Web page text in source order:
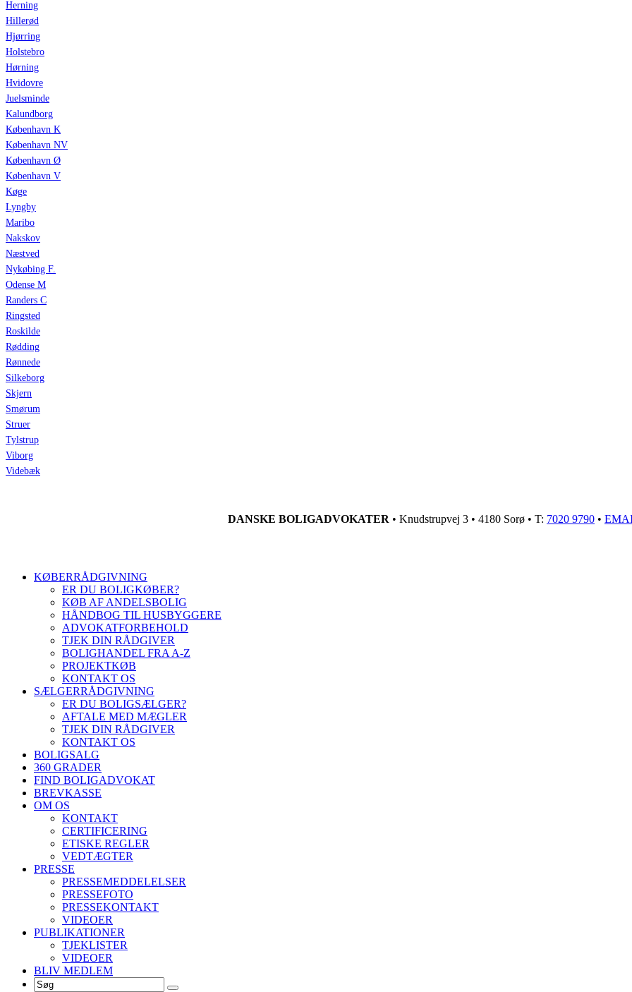
Herning
Hillerød
Hjørring
Holstebro
Hørning
Hvidovre
Juelsminde
Kalundborg
København K
København NV
København Ø
København V
Køge
Lyngby
Maribo
Nakskov
Næstved
Nykøbing F.
Odense M
Randers C
Ringsted
Roskilde
Rødding
Rønnede
Silkeborg
Skjern
Smørum
Struer
Tylstrup
Viborg
Videbæk
DANSKE BOLIGADVOKATER • Knudstrupvej 3 • 4180 Sorø • T: 7020 9790 •
KØBERRÅDGIVNING
ER DU BOLIGKØBER?
KØB AF ANDELSBOLIG
HÅNDBOG TIL HUSBYGGERE
ADVOKATFORBEHOLD
TJEK DIN RÅDGIVER
BOLIGHANDEL FRA A-Z
PROJEKTKØB
KONTAKT OS
SÆLGERRÅDGIVNING
ER DU BOLIGSÆLGER?
AFTALE MED MÆGLER
TJEK DIN RÅDGIVER
KONTAKT OS
BOLIGSALG
360 GRADER
FIND BOLIGADVOKAT
BREVKASSE
OM OS
KONTAKT
CERTIFICERING
ETISKE REGLER
VEDTÆGTER
PRESSE
PRESSEMEDDELELSER
PRESSEFOTO
PRESSEKONTAKT
VIDEOER
PUBLIKATIONER
TJEKLISTER
VIDEOER
BLIV MEDLEM